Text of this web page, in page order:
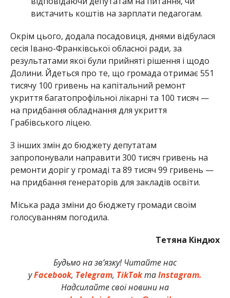
вистачить коштів на зарплати педагогам.
Окрім цього, додала посадовиця, днями відбулася
сесія Івано-Франківської обласної ради, за
результатами якої були прийняті рішення і щодо
Долини. Йдеться про те, що громада отримає 551
тисячу 100 гривень на капітальний ремонт
укриття багатопрофільної лікарні та 100 тисяч —
на придбання обладнання для укриття
Грабівського ліцею.
З інших змін до бюджету депутатам
запропонували направити 300 тисяч гривень на
ремонти доріг у громаді та 89 тисяч 99 гривень —
на придбання генераторів для закладів освіти.
Міська рада зміни до бюджету громади своїм
голосуванням погодила.
Тетяна Кіндюх
Будьмо на зв’язку! Читайте нас
уFacebook, Telegram, TikTokтаInstagram.
Надсилайте свої новини на